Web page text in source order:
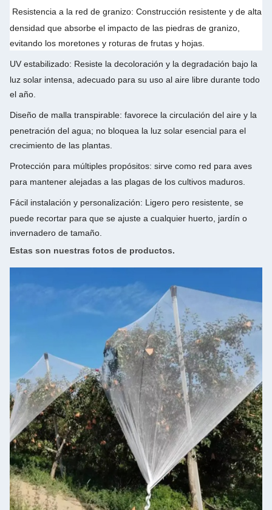
Resistencia a la red de granizo: Construcción resistente y de alta
densidad que absorbe el impacto de las piedras de granizo,
evitando los moretones y roturas de frutas y hojas.
UV estabilizado: Resiste la decoloración y la degradación bajo la
luz solar intensa, adecuado para su uso al aire libre durante todo
el año.
Diseño de malla transpirable: favorece la circulación del aire y la
penetración del agua; no bloquea la luz solar esencial para el
crecimiento de las plantas.
Protección para múltiples propósitos: sirve como red para aves
para mantener alejadas a las plagas de los cultivos maduros.
Fácil instalación y personalización: Ligero pero resistente, se
puede recortar para que se ajuste a cualquier huerto, jardín o
invernadero de tamaño.
Estas son nuestras fotos de productos.